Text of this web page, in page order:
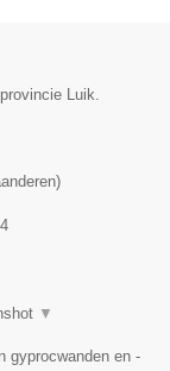
Luik.
)
▼
gyprocwanden en -